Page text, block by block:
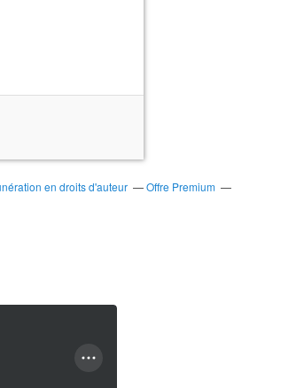
en droits d'auteur
Offre Premium